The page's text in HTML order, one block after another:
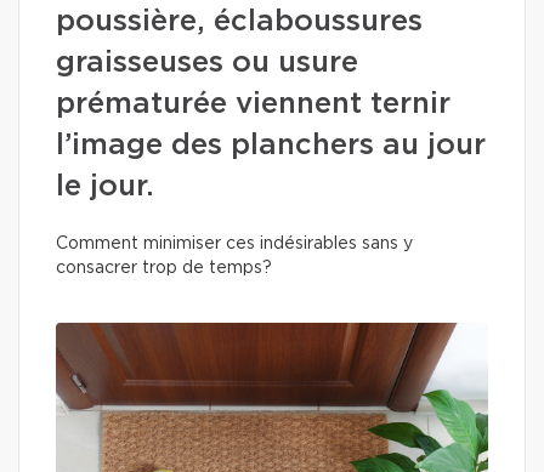
poussière, éclaboussures
graisseuses ou usure
prématurée viennent ternir
l’image des planchers au jour
le jour.
Comment minimiser ces indésirables sans y
consacrer trop de temps?